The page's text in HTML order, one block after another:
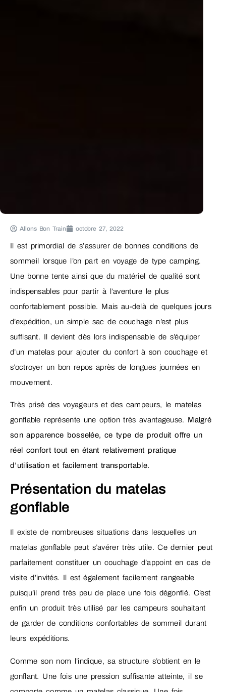
Allons Bon Train octobre 27, 2022
Il est primordial de s’assurer de bonnes conditions de
sommeil lorsque l’on part en voyage de type camping.
Une bonne tente ainsi que du matériel de qualité sont
indispensables pour partir à l’aventure le plus
confortablement possible. Mais au-delà de quelques jours
d’expédition, un simple sac de couchage n’est plus
suffisant. Il devient dès lors indispensable de s’équiper
d’un matelas pour ajouter du confort à son couchage et
s’octroyer un bon repos après de longues journées en
mouvement.
Très prisé des voyageurs et des campeurs, le matelas
gonflable représente une option très avantageuse. Malgré
son apparence bosselée, ce type de produit offre un
réel confort tout en étant relativement pratique
d’utilisation et facilement transportable.
Présentation du matelas
gonflable
Il existe de nombreuses situations dans lesquelles un
matelas gonflable peut s’avérer très utile. Ce dernier peut
parfaitement constituer un couchage d’appoint en cas de
visite d’invités. Il est également facilement rangeable
puisqu’il prend très peu de place une fois dégonflé. C’est
enfin un produit très utilisé par les campeurs souhaitant
de garder de conditions confortables de sommeil durant
leurs expéditions.
Comme son nom l’indique, sa structure s’obtient en le
gonflant. Une fois une pression suffisante atteinte, il se